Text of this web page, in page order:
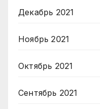
Декабрь 2021
Ноябрь 2021
Октябрь 2021
Сентябрь 2021